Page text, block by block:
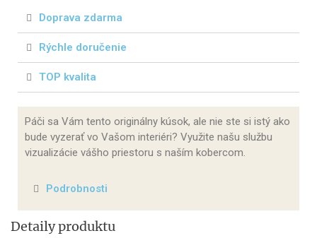
Doprava zdarma
Rýchle doručenie
TOP kvalita
Páči sa Vám tento originálny kúsok, ale nie ste si istý ako
bude vyzerať vo Vašom interiéri? Využite našu službu
vizualizácie vášho priestoru s naším kobercom.
Podrobnosti
Detaily produktu